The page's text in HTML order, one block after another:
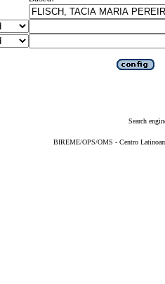
Search
BIREME/OPS/OMS - Centro